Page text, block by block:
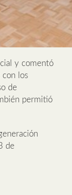
y comentó
con los
de
permitió
de